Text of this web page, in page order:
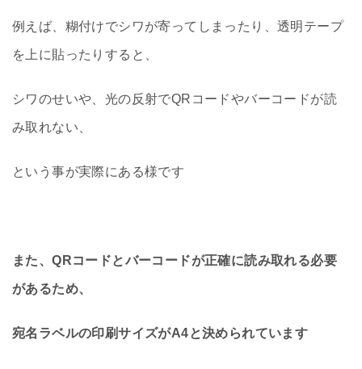
例えば、糊付けでシワが寄ってしまったり、透明テープ
を上に貼ったりすると、
シワのせいや、光の反射でQRコードやバーコードが読
み取れない、
という事が実際にある様です
また、QRコードとバーコードが正確に読み取れる必要
があるため、
宛名ラベルの印刷サイズがA4と決められています